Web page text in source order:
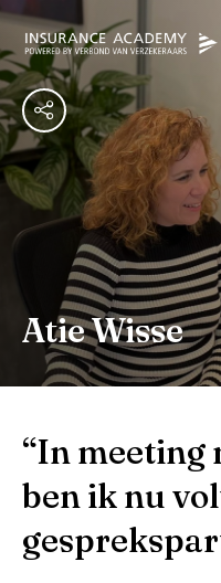
Atie Wisse
“In meeting
ben ik nu